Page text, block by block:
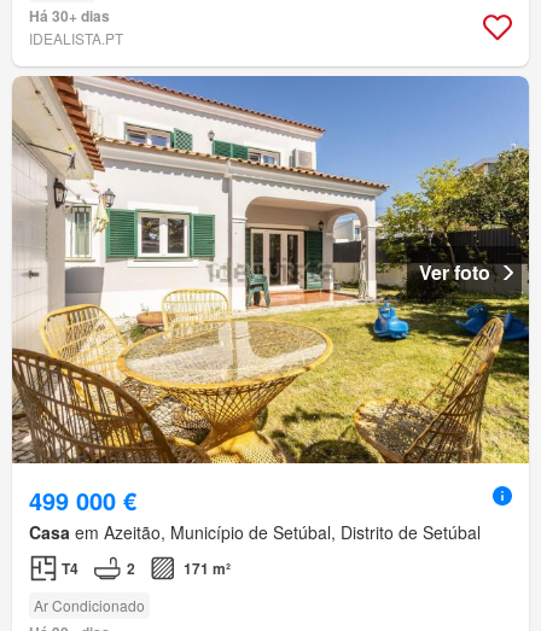
Há 30+ dias
IDEALISTA.PT
Ver foto
499 000 €
Casa em Azeitão, Município de Setúbal, Distrito de Setúbal
T4 2 171 m²
Ar Condicionado